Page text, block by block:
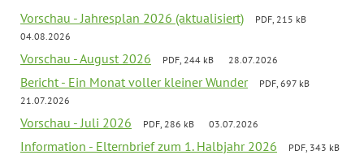
Vorschau - Jahresplan 2026 (aktualisiert)
PDF, 215 kB
04.08.2026
Vorschau - August 2026 PDF, 244 kB 28.07.2026
Bericht - Ein Monat voller kleiner Wunder
PDF, 697 kB
21.07.2026
Vorschau - Juli 2026 PDF, 286 kB 03.07.2026
Information - Elternbrief zum 1. Halbjahr 2026
PDF, 343 kB